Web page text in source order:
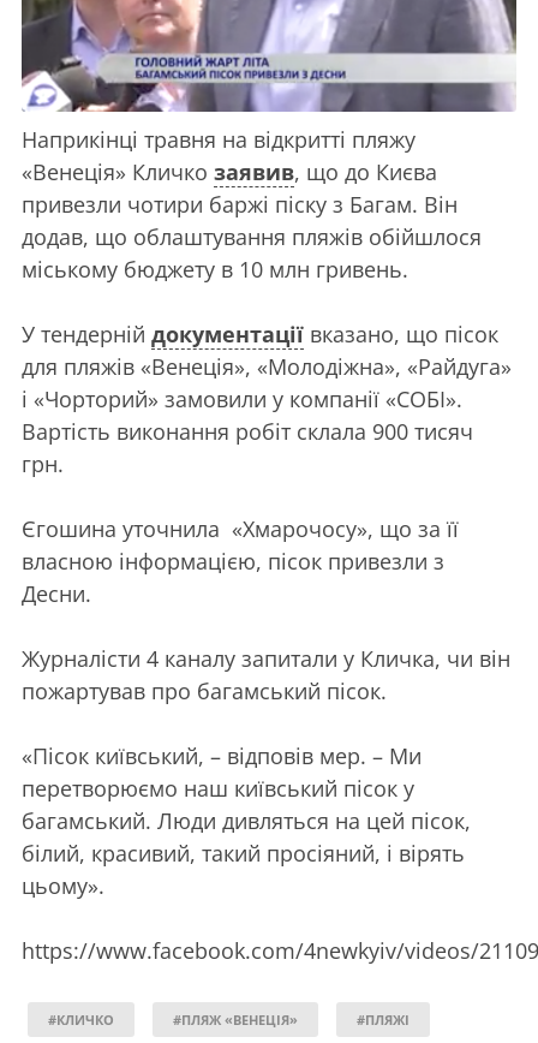
Наприкінці травня на відкритті пляжу
«Венеція» Кличко заявив, що до Києва
привезли чотири баржі піску з Багам. Він
додав, що облаштування пляжів обійшлося
міському бюджету в 10 млн гривень.
У тендерній документації вказано, що пісок
для пляжів «Венеція», «Молодіжна», «Райдуга»
і «Чорторий» замовили у компанії «СОБІ».
Вартість виконання робіт склала 900 тисяч
грн.
Єгошина уточнила «Хмарочосу», що за її
власною інформацією, пісок привезли з
Десни.
Журналісти 4 каналу запитали у Кличка, чи він
пожартував про багамський пісок.
«Пісок київський, – відповів мер. – Ми
перетворюємо наш київський пісок у
багамський. Люди дивляться на цей пісок,
білий, красивий, такий просіяний, і вірять
цьому».
https://www.facebook.com/4newkyiv/videos/
#КЛИЧКО #ПЛЯЖ «ВЕНЕЦІЯ» #ПЛЯЖІ